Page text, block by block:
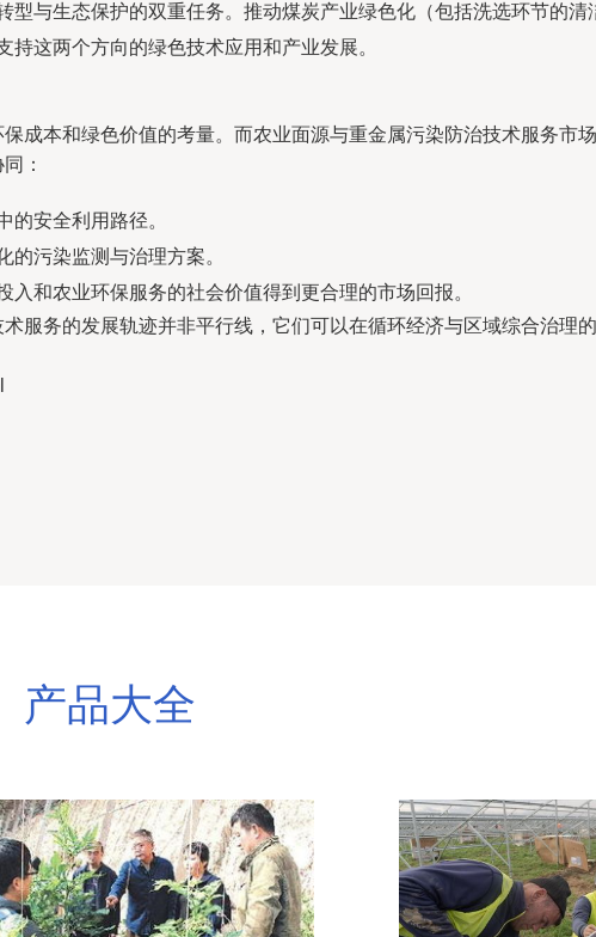
与生态保护的双重任务。推动煤炭产业绿色化（包括洗选环节的
这两个方向的绿色技术应用和产业发展。
成本和绿色价值的考量。而农业面源与重金属污染防治技术服务市
：
安全利用路径。
污染监测与治理方案。
和农业环保服务的社会价值得到更合理的市场回报。
服务的发展轨迹并非平行线，它们可以在循环经济与区域综合治理
产品大全